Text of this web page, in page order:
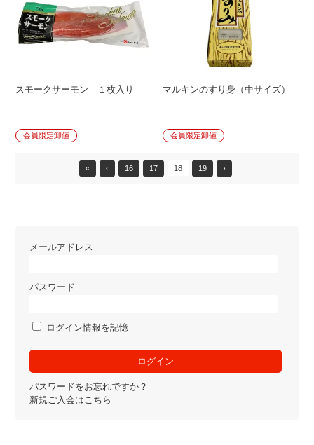
スモークサーモン １枚入り
会員限定卸値
マルキンのすり身（中サイズ）
会員限定卸値
« ‹ 16 17 18 19 ›
メールアドレス
パスワード
ログイン情報を記憶
パスワードをお忘れですか？
新規ご入会はこちら